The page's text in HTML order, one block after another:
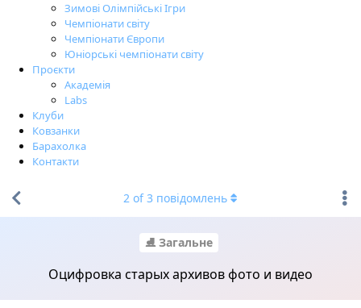
Зимові Олімпійські Ігри
Чемпіонати світу
Чемпіонати Європи
Юніорські чемпіонати світу
Проєкти
Академія
Labs
Клуби
Ковзанки
Барахолка
Контакти
⛸ Загальне
Оцифровка старых архивов фото и видео
2 of3 повідомлень